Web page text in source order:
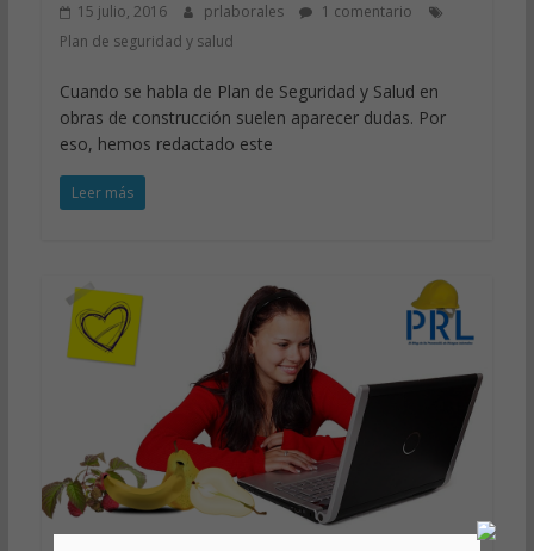
15 julio, 2016 prlaborales
1 comentario
Plan de seguridad y salud
Cuando se habla de Plan de Seguridad y Salud en
obras de construcción suelen aparecer dudas. Por
eso, hemos redactado este
Leer más